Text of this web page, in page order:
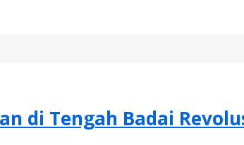
di Tengah Badai